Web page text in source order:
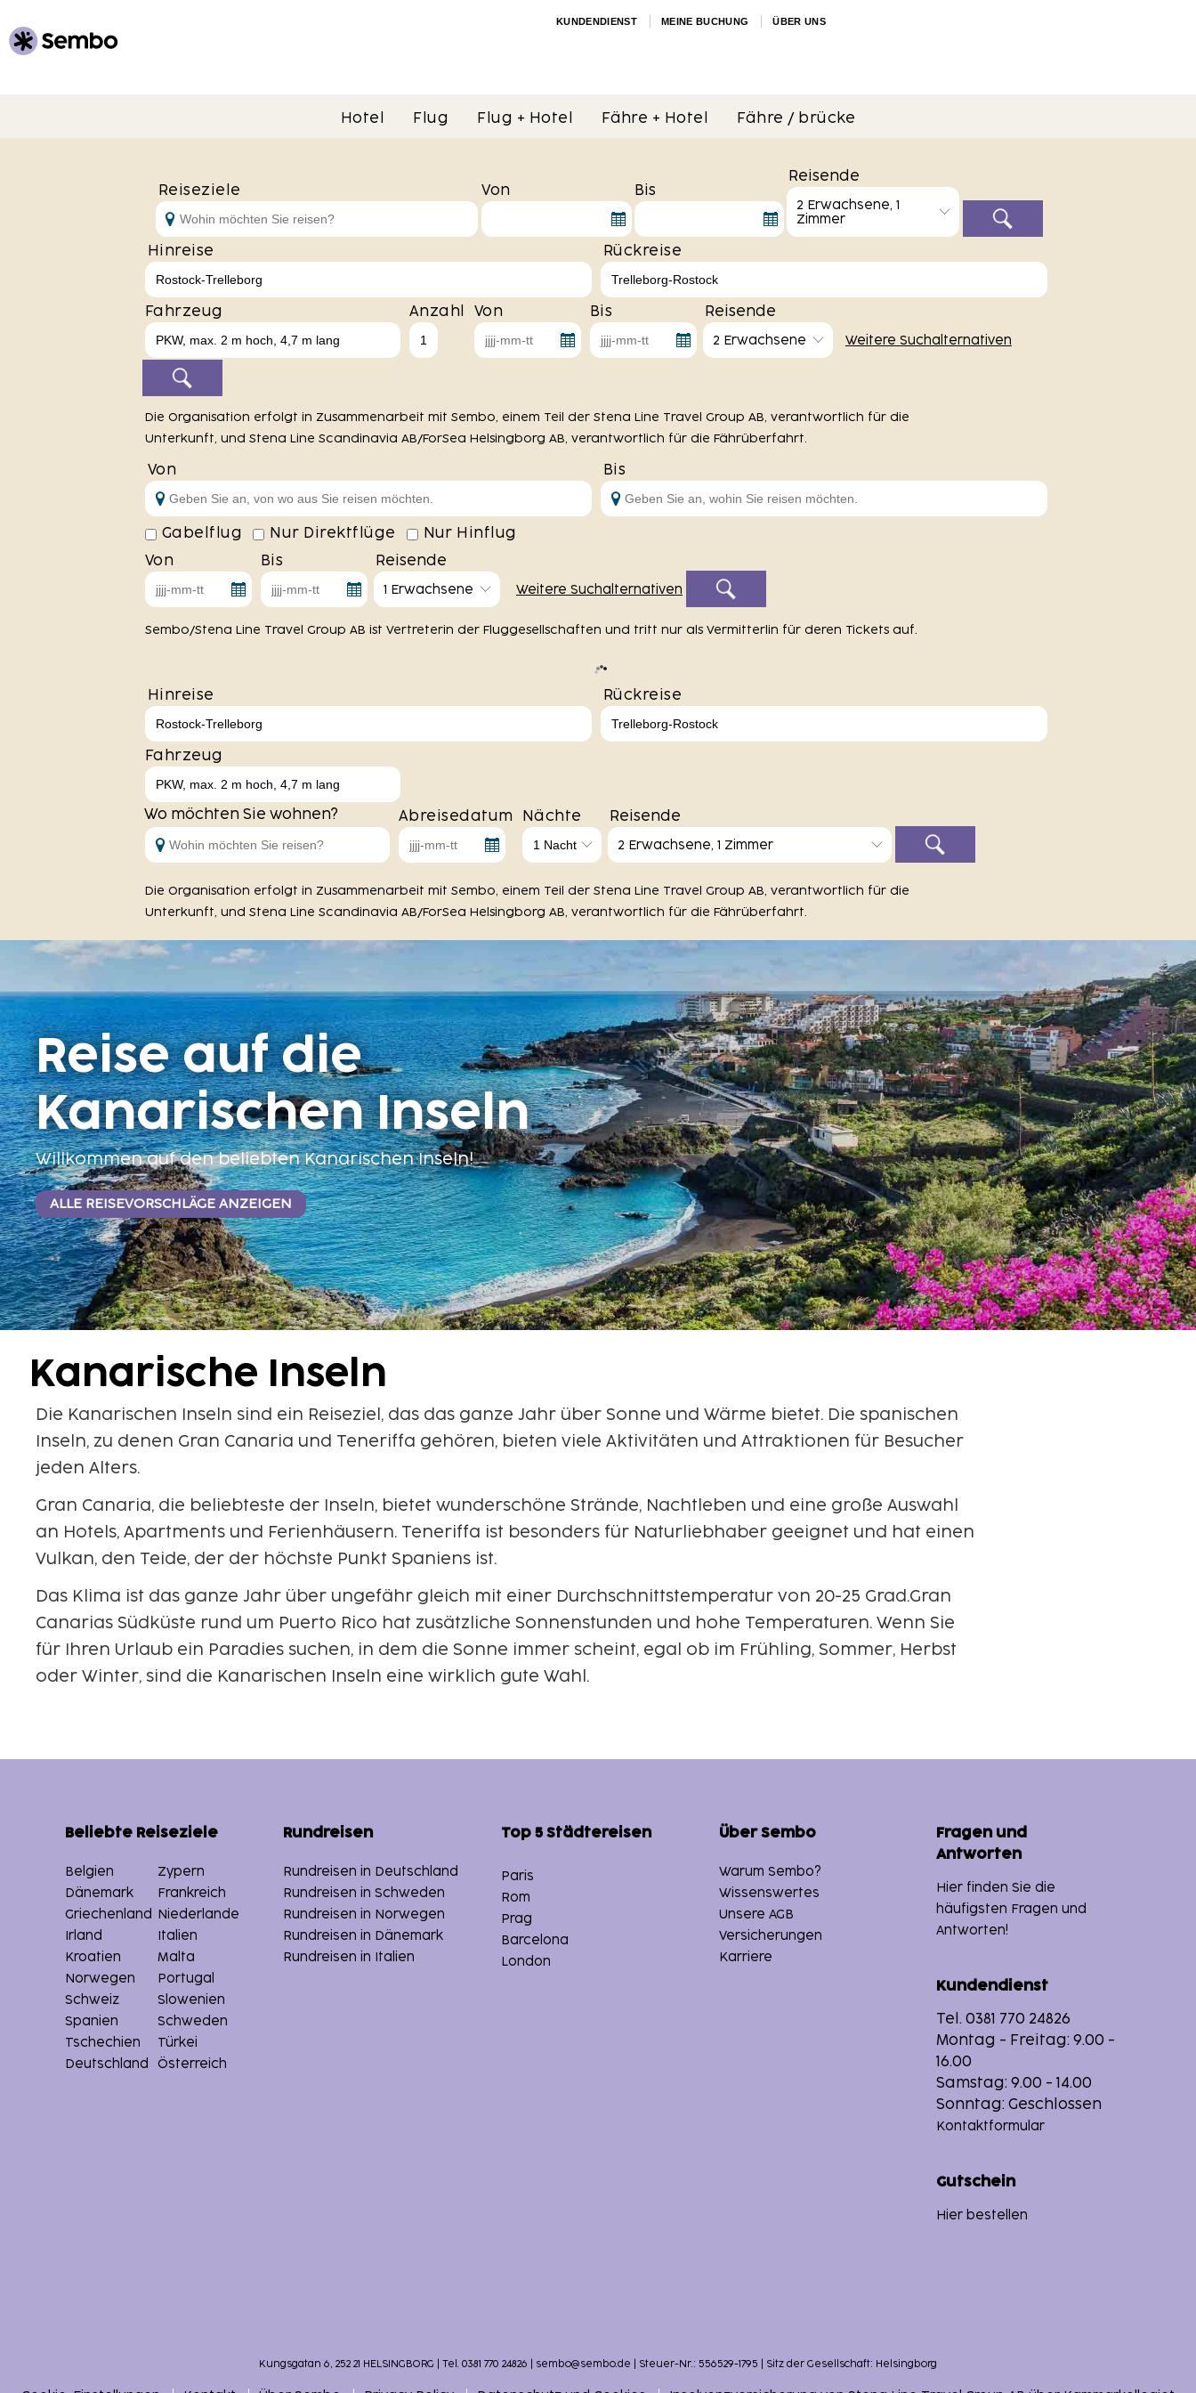
KUNDENDIENST MEINE BUCHUNG ÜBER UNS
Hotel Flug Flug + Hotel Fähre + Hotel Fähre / brücke
Reiseziele Von Bis
Reisende
2 Erwachsene, 1
Zimmer
Hinreise Rückreise
Fahrzeug Anzahl Von Bis Reisende
2 Erwachsene Weitere Suchalternativen
Die Organisation erfolgt in Zusammenarbeit mit Sembo, einem Teil der Stena Line Travel Group AB, verantwortlich für die
Unterkunft, und Stena Line Scandinavia AB/ForSea Helsingborg AB, verantwortlich für die Fährüberfahrt.
Von Bis
Gabelflug Nur Direktflüge
Nur Hinflug
Von
Bis Reisende
1 Erwachsene Weitere Suchalternativen
Sembo/Stena Line Travel Group AB ist Vertreterin der Fluggesellschaften und tritt nur als Vermitterlin für deren Tickets auf.
Hinreise Rückreise
Fahrzeug
Wo möchten Sie wohnen? Abreisedatum Nächte Reisende
2 Erwachsene, 1 Zimmer
Die Organisation erfolgt in Zusammenarbeit mit Sembo, einem Teil der Stena Line Travel Group AB, verantwortlich für die
Unterkunft, und Stena Line Scandinavia AB/ForSea Helsingborg AB, verantwortlich für die Fährüberfahrt.
Reise auf die
Kanarischen Inseln
Willkommen auf den beliebten Kanarischen Inseln!
ALLE REISEVORSCHLÄGE ANZEIGEN
Kanarische Inseln
Die Kanarischen Inseln sind ein Reiseziel, das das ganze Jahr über Sonne und Wärme bietet. Die spanischen
Inseln, zu denen Gran Canaria und Teneriffa gehören, bieten viele Aktivitäten und Attraktionen für Besucher
jeden Alters.
Gran Canaria, die beliebteste der Inseln, bietet wunderschöne Strände, Nachtleben und eine große Auswahl
an Hotels, Apartments und Ferienhäusern. Teneriffa ist besonders für Naturliebhaber geeignet und hat einen
Vulkan, den Teide, der der höchste Punkt Spaniens ist.
Das Klima ist das ganze Jahr über ungefähr gleich mit einer Durchschnittstemperatur von 20-25 Grad.Gran
Canarias Südküste rund um Puerto Rico hat zusätzliche Sonnenstunden und hohe Temperaturen. Wenn Sie
für Ihren Urlaub ein Paradies suchen, in dem die Sonne immer scheint, egal ob im Frühling, Sommer, Herbst
oder Winter, sind die Kanarischen Inseln eine wirklich gute Wahl.
Beliebte Reiseziele
Belgien
Zypern
Dänemark
Frankreich
Griechenland
Niederlande
Irland
Italien
Kroatien
Malta
Norwegen
Portugal
Schweiz
Slowenien
Spanien
Schweden
Tschechien
Türkei
Deutschland
Österreich
Rundreisen
Rundreisen in Deutschland
Rundreisen in Schweden
Rundreisen in Norwegen
Rundreisen in Dänemark
Rundreisen in Italien
Top 5 Städtereisen
Paris
Rom
Prag
Barcelona
London
Über Sembo
Warum Sembo?
Wissenswertes
Unsere AGB
Versicherungen
Karriere
Fragen und
Antworten
Hier finden Sie die
häufigsten Fragen und
Antworten!
Kundendienst
Tel. 0381 770 24826
Montag - Freitag: 9.00 -
16.00
Samstag: 9.00 - 14.00
Sonntag: Geschlossen
Kontaktformular
Gutschein
Hier bestellen
Kungsgatan 6, 252 21 HELSINGBORG | Tel. 0381 770 24826 | sembo@sembo.de | Steuer-Nr.: 556529-1795 | Sitz der Gesellschaft: Helsingborg